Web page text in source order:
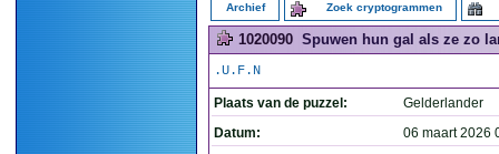
Archief Zoek cryptogrammen
1020090 Spuwen hun gal als ze zo
.U.F.N
Plaats van de puzzel:
Gelderlander
Datum:
06 maart 2026